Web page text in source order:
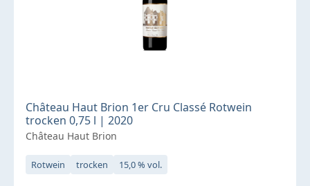
Château Haut Brion 1er Cru Classé Rotwein
trocken 0,75 l | 2020
Château Haut Brion
Rotwein trocken 15,0 % vol.